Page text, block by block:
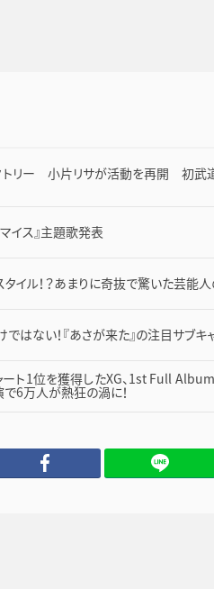
トリー 小片リサが活動を再開 初武
イス』主題歌発表
イル！？あまりに奇抜で驚いた芸能人
はない！『あさが来た』の注目サブキ
ート1位を獲得したXG、1st Full
で6万人が熱狂の渦に！